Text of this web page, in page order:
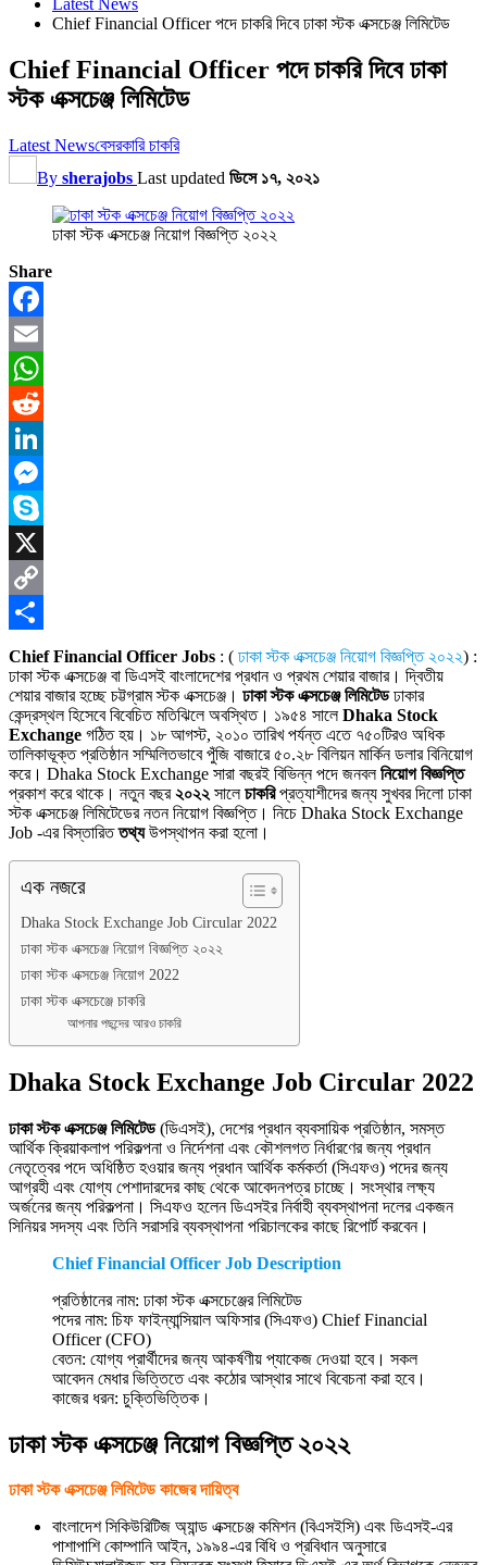
Latest News
Chief Financial Officer পদে চাকরি দিবে ঢাকা স্টক এক্সচেঞ্জ লিমিটেড
Chief Financial Officer পদে চাকরি দিবে ঢাকা
স্টক এক্সচেঞ্জ লিমিটেড
Latest Newsবেসরকারি চাকরি
By sherajobs Last updated ডিসে ১৭, ২০২১
ঢাকা স্টক এক্সচেঞ্জ নিয়োগ বিজ্ঞপ্তি ২০২২
Share
Facebook
Email
WhatsApp
Reddit
LinkedIn
Messenger
Skype
X
Copy
Link
Share
Chief Financial Officer Jobs : ( ঢাকা স্টক এক্সচেঞ্জ নিয়োগ বিজ্ঞপ্তি ২০২২) :
ঢাকা স্টক এক্সচেঞ্জ বা ডিএসই বাংলাদেশের প্রধান ও প্রথম শেয়ার বাজার। দ্বিতীয়
শেয়ার বাজার হচ্ছে চট্টগ্রাম স্টক এক্সচেঞ্জ। ঢাকা স্টক এক্সচেঞ্জ লিমিটেডঢাকার
কেন্দ্রস্থল হিসেবে বিবেচিত মতিঝিলে অবস্থিত। ১৯৫৪ সালেDhaka Stock
Exchange গঠিত হয়। ১৮ আগস্ট, ২০১০ তারিখ পর্যন্ত এতে ৭৫০টিরও অধিক
তালিকাভূক্ত প্রতিষ্ঠান সম্মিলিতভাবে পুঁজি বাজারে ৫০.২৮ বিলিয়ন মার্কিন ডলার বিনিয়োগ
করে। Dhaka Stock Exchange সারা বছরই বিভিন্ন পদে জনবলনিয়োগ বিজ্ঞপ্তি
প্রকাশ করে থাকে। নতুন বছর২০২২ সালেচাকরিপ্রত্যাশীদের জন্য সুখবর দিলো ঢাকা
স্টক এক্সচেঞ্জ লিমিটেডের নতন নিয়োগ বিজ্ঞপ্তি। নিচে Dhaka Stock Exchange
Job -এর বিস্তারিততথ্যউপস্থাপন করা হলো।
এক নজরে
Dhaka Stock Exchange Job Circular 2022
ঢাকা স্টক এক্সচেঞ্জ নিয়োগ বিজ্ঞপ্তি ২০২২
ঢাকা স্টক এক্সচেঞ্জ নিয়োগ 2022
ঢাকা স্টক এক্সচেঞ্জে চাকরি
আপনার পছন্দের আরও চাকরি
Dhaka Stock Exchange Job Circular 2022
ঢাকা স্টক এক্সচেঞ্জ লিমিটেড(ডিএসই), দেশের প্রধান ব্যবসায়িক প্রতিষ্ঠান, সমস্ত
আর্থিক ক্রিয়াকলাপ পরিকল্পনা ও নির্দেশনা এবং কৌশলগত নির্ধারণের জন্য প্রধান
নেতৃত্বের পদে অধিষ্ঠিত হওয়ার জন্য প্রধান আর্থিক কর্মকর্তা (সিএফও) পদের জন্য
আগ্রহী এবং যোগ্য পেশাদারদের কাছ থেকে আবেদনপত্র চাচ্ছে। সংস্থার লক্ষ্য
অর্জনের জন্য পরিকল্পনা। সিএফও হলেন ডিএসইর নির্বাহী ব্যবস্থাপনা দলের একজন
সিনিয়র সদস্য এবং তিনি সরাসরি ব্যবস্থাপনা পরিচালকের কাছে রিপোর্ট করবেন।
Chief Financial Officer Job Description
প্রতিষ্ঠানের নাম: ঢাকা স্টক এক্সচেঞ্জের লিমিটেড
পদের নাম: চিফ ফাইন্যান্সিয়াল অফিসার (সিএফও) Chief Financial
Officer (CFO)
বেতন: যোগ্য প্রার্থীদের জন্য আকর্ষণীয় প্যাকেজ দেওয়া হবে। সকল
আবেদন মেধার ভিত্তিতে এবং কঠোর আস্থার সাথে বিবেচনা করা হবে।
কাজের ধরন: চুক্তিভিত্তিক।
ঢাকা স্টক এক্সচেঞ্জ নিয়োগ বিজ্ঞপ্তি ২০২২
ঢাকা স্টক এক্সচেঞ্জ লিমিটেড কাজের দায়িত্ব
বাংলাদেশ সিকিউরিটিজ অ্যান্ড এক্সচেঞ্জ কমিশন (বিএসইসি) এবং ডিএসই-এর
পাশাপাশি কোম্পানি আইন, ১৯৯৪-এর বিধি ও প্রবিধান অনুসারে